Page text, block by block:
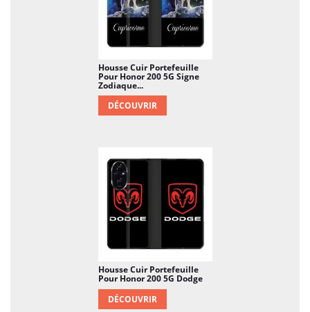
Housse Cuir Portefeuille
Pour Honor 200 5G Signe
Zodiaque...
DÉCOUVRIR
Housse Cuir Portefeuille
Pour Honor 200 5G Dodge
DÉCOUVRIR